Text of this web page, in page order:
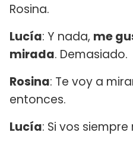
Rosina.
Lucía: Y nada, me
mirada. Demasiado.
Rosina: Te voy a
entonces.
Lucía: Si vos